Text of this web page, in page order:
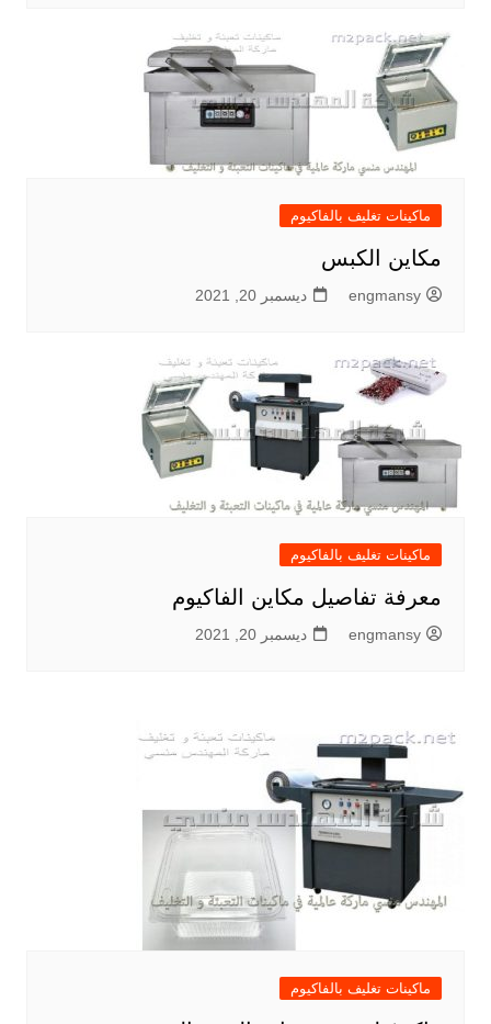
ماكينات تغليف بالفاكيوم
مكاين الكبس
engmansy ديسمبر 20, 2021
ماكينات تغليف بالفاكيوم
معرفة تفاصيل مكاين الفاكيوم
engmansy ديسمبر 20, 2021
ماكينات تغليف بالفاكيوم